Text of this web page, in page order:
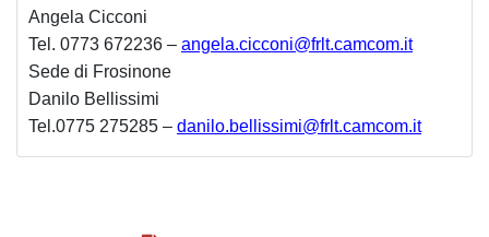
Angela Cicconi
Tel. 0773 672236 – angela.cicconi@frlt.camcom.it
Sede di Frosinone
Danilo Bellissimi
Tel.0775 275285 – danilo.bellissimi@frlt.camcom.it